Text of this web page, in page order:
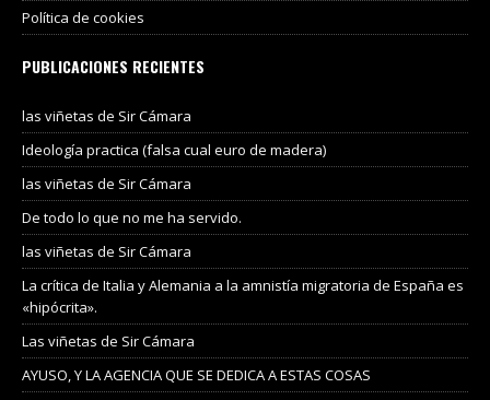
Política de cookies
PUBLICACIONES RECIENTES
las viñetas de Sir Cámara
Ideología practica (falsa cual euro de madera)
las viñetas de Sir Cámara
De todo lo que no me ha servido.
las viñetas de Sir Cámara
La crítica de Italia y Alemania a la amnistía migratoria de España es
«hipócrita».
Las viñetas de Sir Cámara
AYUSO, Y LA AGENCIA QUE SE DEDICA A ESTAS COSAS